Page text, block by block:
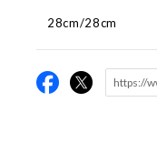
28cm/28cm